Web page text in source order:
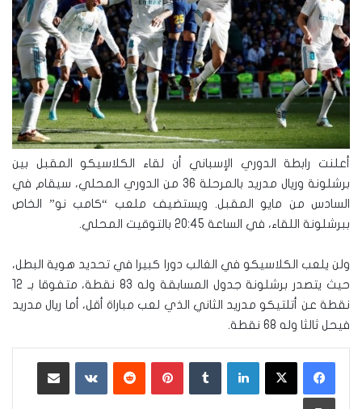
أعلنت رابطة الدوري الإسباني أن لقاء الكلاسيكو المقبل بين
برشلونة وريال مدريد بالمرحلة 36 من الدوري المحلي، سيقام في
السادس من مايو المقبل. ويستضيف ملعب “كامب نو” الخاص
ببرشلونة اللقاء، في الساعة 20:45 بالتوقيت المحلي.
ولن يلعب الكلاسيكو في الغالب دورا كبيرا في تحديد هوية البطل،
حيث يتصدر برشلونة جدول المسابقة وله 83 نقطة، متفوقا بـ 12
نقطة عن أتلتيكو مدريد الثاني الذي لعب مباراة أقل، أما ريال مدريد
فيحل ثالثا وله 68 نقطة.
لينكدإن بينتيريست ‏VKontakte
طباعة